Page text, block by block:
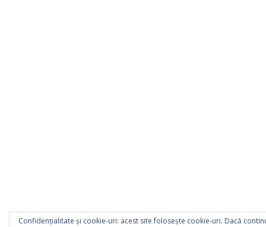
Confidențialitate și cookie-uri: acest site folosește cookie-uri. Dacă